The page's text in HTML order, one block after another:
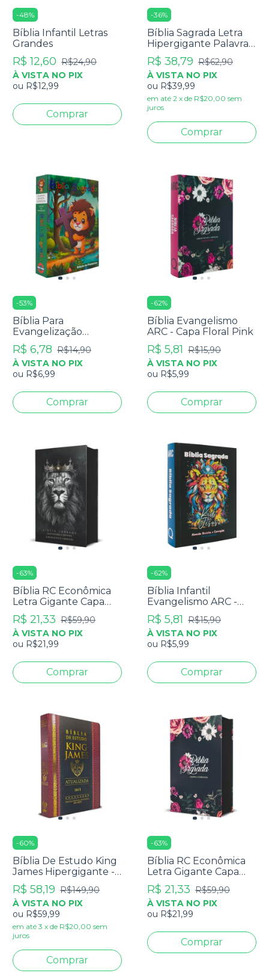
-48%
Bíblia Infantil Letras
Grandes
R$ 12,60 R$24,90
À VISTA NO PIX
ou R$12,99
-36%
Bíblia Sagrada Letra
Hipergigante Palavra
De Jesus Em
Vermelho Com Harpa
Zíper Preta
R$ 38,79 R$62,90
À VISTA NO PIX
ou R$39,99
em até 2 x de R$20,00 sem
juros
-53%
Bíblia Para
Evangelização
Pequena - RC Edição
De Promessas - Capa
Infantil
R$ 6,78 R$14,90
À VISTA NO PIX
ou R$6,99
-62%
Bíblia Evangelismo
ARC - Capa Floral Pink
R$ 5,81 R$15,90
À VISTA NO PIX
ou R$5,99
-63%
Bíblia RC Econômica
Letra Gigante Capa
Dura Com Harpa E
Corinhos Leão Rei dos
Reis
R$ 21,33 R$59,90
À VISTA NO PIX
ou R$21,99
-62%
Bíblia Infantil
Evangelismo ARC -
Capa Lion Kids
R$ 5,81 R$15,90
À VISTA NO PIX
ou R$5,99
-60%
Bíblia De Estudo King
James Hipergigante -
Full Color - Capa Dura
Tradicional
R$ 58,19 R$149,90
À VISTA NO PIX
ou R$59,99
em até 3 x de R$20,00 sem
juros
-63%
Bíblia RC Econômica
Letra Gigante Capa
Dura Com Harpa E
Corinhos Flores Pink
R$ 21,33 R$59,90
À VISTA NO PIX
ou R$21,99